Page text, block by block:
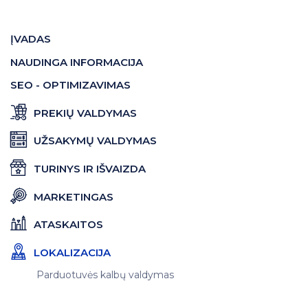
ĮVADAS
NAUDINGA INFORMACIJA
SEO - OPTIMIZAVIMAS
PREKIŲ VALDYMAS
UŽSAKYMŲ VALDYMAS
TURINYS IR IŠVAIZDA
MARKETINGAS
ATASKAITOS
LOKALIZACIJA
Parduotuvės kalbų valdymas